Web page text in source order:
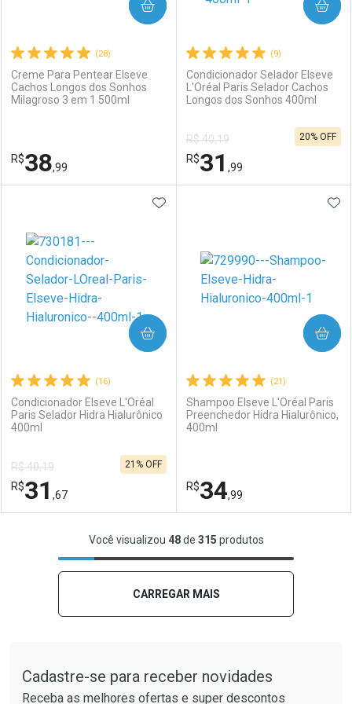
Ativar Desconto
Comprar sem Desconto
Por R$ 18,68/cada
Por R$ 18,68/cada
Ativar Desconto
Comprar sem Desconto
Por R$ 19,59/cada
Comprar sem Desconto
Por R$ 19,59/cada
(28)
Creme Para Pentear Elseve
Cachos Longos dos Sonhos
Milagroso 3 em 1 500ml
R$38,99
COMPRAR
Laboratório
Comprar sem Desconto
Por R$ 38,99/cada
Por Menos
Comprar sem Desconto
Por R$ 38,99/cada
(9)
Condicionador Selador Elseve
L'Oréal Paris Selador Cachos
Longos dos Sonhos 400ml
R$ 40,19
R$31 ,99
20% OFF
COMPRAR
Laboratório
Comprar sem Desconto
Por R$ 31,99/cada
Por Menos
Por R$ 31,99/cada
(16)
Condicionador Elseve L'Oréal
Paris Selador Hidra Hialurônico
400ml
R$ 40,19
R$31 ,67
21% OFF
ADICIONAR AOS FAVORITOS
COMPRAR
FECHAR
Laboratório
FECHAR
Por Menos
(21)
Shampoo Elseve L'Oréal Paris
Preenchedor Hidra Hialurônico,
400ml
R$34,99
COMPRAR
Laboratório
Por Menos
Você visualizou 48de 315 produtos
CARREGAR MAIS
Cadastre-se para receber novidades
Receba as melhores ofertas e super descontos